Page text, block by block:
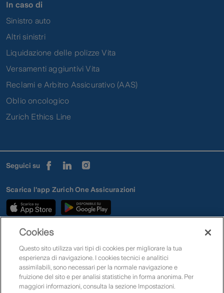
In caso di
Sinistro auto
Altri sinistri
Liquidazione delle polizze Vita
Versamenti aggiuntivi Vita
Reclami e Arbitro Assicurativo (AAS)
Oblio oncologico
Zurich Ethics Line
Seguici su
Scarica l'app Zurich One Assicurazioni
Assistenza clienti
Quotazioni e rendimenti
Impostazioni Cookies Privacy
Reclami
Conflitto di interessi
Accessibilità Copyright Zurich nel mondo
Zurich Insurance Company Ltd – Rappresentanza Generale per l’Italia PI
Cookies
Questo sito utilizza vari tipi di cookies per migliorare la tua
esperienza di navigazione. I cookies tecnici e analitici
assimilabili, sono necessari per la normale navigazione e
fruizione del sito e per analisi statistiche in forma anonima. Per
maggiori informazioni, consulta la sezione Impostazioni.